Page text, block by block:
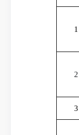
1
2
3